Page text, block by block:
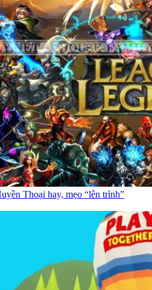
Thoại hay, mẹo “lên trình”